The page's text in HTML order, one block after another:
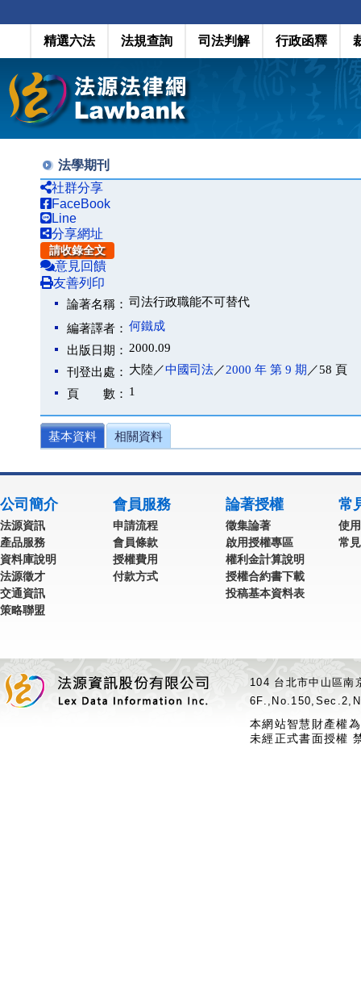
精選六法 法規查詢 司法判解 行政函釋
法學期刊
社群分享
FaceBook
Line
分享網址
請收錄全文
意見回饋
友善列印
論著名稱： 司法行政職能不可替代
編著譯者： 何鐵成
出版日期： 2000.09
刊登出處： 大陸／中國司法／2000 年 第 9 期 ／58 頁
頁 數： 1
基本資料 相關資料
公司簡介
法源資訊
產品服務
資料庫說明
法源徵才
交通資訊
策略聯盟
會員服務
申請流程
會員條款
授權費用
付款方式
論著授權
徵集論著
啟用授權專區
權利金計算說明
授權合約書下載
投稿基本資料表
常
使
常
104 台北市中山區
本網站智慧財產權
未經正式書面授權